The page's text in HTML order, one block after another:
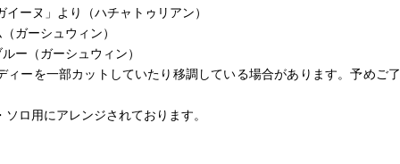
ーヌ」より（ハチャトゥリアン）
ガーシュウィン）
ー（ガーシュウィン）
ーを一部カットしていたり移調している場合があります。予めご了
ロ用にアレンジされております。